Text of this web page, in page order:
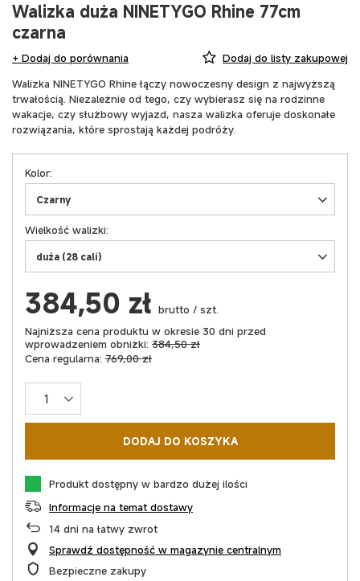
Walizka duża NINETYGO Rhine 77cm
czarna
+ Dodaj do porównania
Dodaj do listy zakupowej
Walizka NINETYGO Rhine łączy nowoczesny design z najwyższą
trwałością. Niezależnie od tego, czy wybierasz się na rodzinne
wakacje, czy służbowy wyjazd, nasza walizka oferuje doskonałe
rozwiązania, które sprostają każdej podróży.
Kolor
Czarny
Wielkość walizki
duża (28 cali)
384,50 zł brutto / szt.
Najniższa cena produktu w okresie 30 dni przed
wprowadzeniem obniżki: 384,50 zł
Cena regularna: 769,00 zł
DODAJ DO KOSZYKA
Produkt dostępny w bardzo dużej ilości
Informacje na temat dostawy
14 dni na łatwy zwrot
Sprawdź dostępność w magazynie centralnym
Bezpieczne zakupy